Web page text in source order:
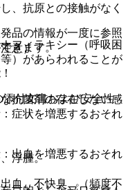
、抗原との接触がなく
意）
抗菌剤の存在しない感
症状を増悪するおそれ
出血を増悪するおそれ
フィラキシー（呼吸困
）があらわれることが
浮腫。
血、不快臭、（頻度不
品の情報が一度に参照
きます。
付文書および安全性